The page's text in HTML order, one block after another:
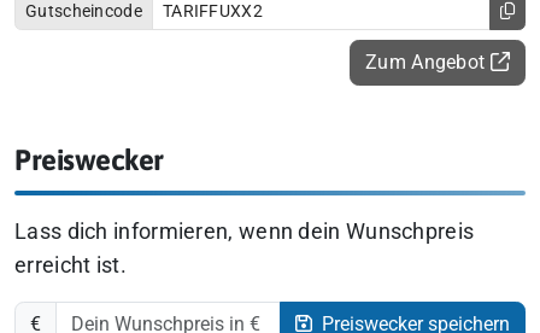
Gutscheincode TARIFFUXX2
Zum Angebot
Preiswecker
Lass dich informieren, wenn dein Wunschpreis
erreicht ist.
€ Preiswecker speichern